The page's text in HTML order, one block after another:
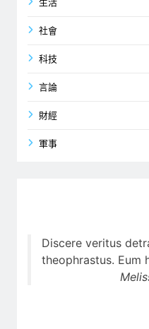
社會
科技
言論
財經
軍事
Discere veritus
theophrastus. Eum